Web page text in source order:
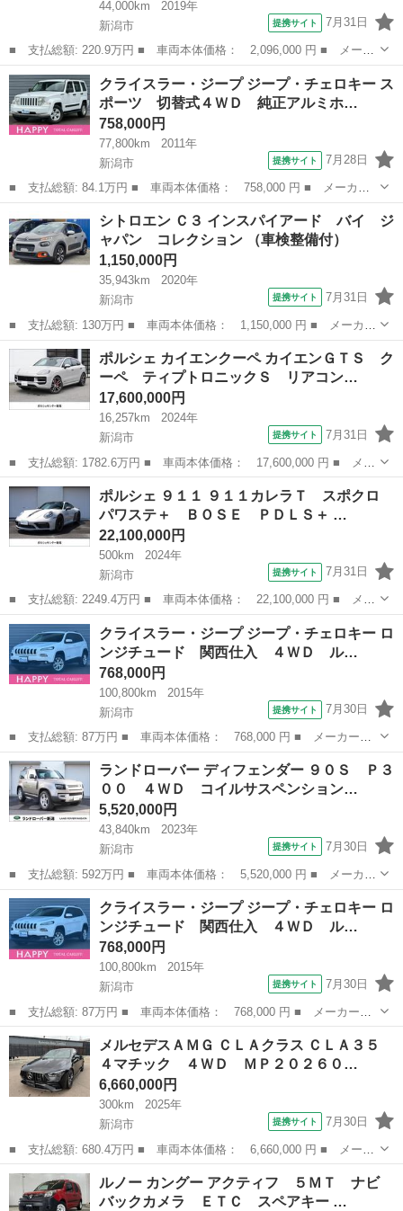
44,000km
2019年
新潟市
提携サイト 7月31日
■ 支払総額: 220.9万円 ■ 車両本体価格： 2,096,000 円 ■ メーカ
ー名： クライスラー・ジープ ■ 車種名： ジープ・チェロキー
■ グレード名： リミテッド ＡｐｐｌｅＣａｒＰｌａｙ Ａｎｄｒ
ｏｉｄＡ...
新潟 新潟市 その他
クライスラー・ジープ ジープ・チェロキー ス
ポーツ 切替式４ＷＤ 純正アルミホ…
758,000円
77,800km
2011年
新潟市
提携サイト 7月28日
■ 支払総額: 84.1万円 ■ 車両本体価格： 758,000 円 ■ メーカー
名： クライスラー・ジープ ■ 車種名： ジープ・チェロキー ■
グレード名： スポーツ 切替式４ＷＤ 純正アルミホイール サイ
ドステップ ...
その他
シトロエン Ｃ３ インスパイアード バイ ジ
ャパン コレクション （車検整備付）
1,150,000円
35,943km
2020年
新潟市
提携サイト 7月31日
■ 支払総額: 130万円 ■ 車両本体価格： 1,150,000 円 ■ メーカー
名： シトロエン ■ 車種名： Ｃ３ ■ グレード名： インスパイ
アード バイ ジャパン コレクション ■ 排気量： 1200cc ■
ド...
新潟 新潟市
ポルシェ カイエンクーペ カイエンＧＴＳ ク
ーペ ティプトロニックＳ リアコン…
17,600,000円
16,257km
2024年
新潟市
提携サイト 7月31日
■ 支払総額: 1782.6万円 ■ 車両本体価格： 17,600,000 円 ■ メー
カー名： ポルシェ ■ 車種名： カイエンクーペ ■ グレード
名： カイエンＧＴＳ クーペ ティプトロニックＳ リアコンフォ
ートベンチ...
新潟 新潟市
ポルシェ ９１１ ９１１カレラＴ スポクロ
パワステ＋ ＢＯＳＥ ＰＤＬＳ＋ …
22,100,000円
500km
2024年
新潟市
提携サイト 7月31日
■ 支払総額: 2249.4万円 ■ 車両本体価格： 22,100,000 円 ■ メー
カー名： ポルシェ ■ 車種名： ９１１ ■ グレード名： ９１１
カレラＴ スポクロ パワステ＋ ＢＯＳＥ ＰＤＬＳ＋ ■ 排気
量： ...
新潟 新潟市 その他
クライスラー・ジープ ジープ・チェロキー ロ
ンジチュード 関西仕入 ４ＷＤ ル…
768,000円
100,800km
2015年
新潟市
提携サイト 7月30日
■ 支払総額: 87万円 ■ 車両本体価格： 768,000 円 ■ メーカー
名： クライスラー・ジープ ■ 車種名： ジープ・チェロキー ■
グレード名： ロンジチュード 関西仕入 ４ＷＤ ルーフレール
パワーバックドア...
新潟 新潟市 その他
ランドローバー ディフェンダー ９０Ｓ Ｐ３
００ ４ＷＤ コイルサスペンション…
5,520,000円
43,840km
2023年
新潟市
提携サイト 7月30日
■ 支払総額: 592万円 ■ 車両本体価格： 5,520,000 円 ■ メーカー
名： ランドローバー ■ 車種名： ディフェンダー ■ グレード
名： ９０Ｓ Ｐ３００ ４ＷＤ コイルサスペンション １２ｗａ
ｙ電動Ｆｒシ...
新潟 新潟市 その他
クライスラー・ジープ ジープ・チェロキー ロ
ンジチュード 関西仕入 ４ＷＤ ル…
768,000円
100,800km
2015年
新潟市
提携サイト 7月30日
■ 支払総額: 87万円 ■ 車両本体価格： 768,000 円 ■ メーカー
名： クライスラー・ジープ ■ 車種名： ジープ・チェロキー ■
グレード名： ロンジチュード 関西仕入 ４ＷＤ ルーフレール
パワーバックドア...
新潟 新潟市
メルセデスＡＭＧ ＣＬＡクラス ＣＬＡ３５
４マチック ４ＷＤ ＭＰ２０２６０…
6,660,000円
300km
2025年
新潟市
提携サイト 7月30日
■ 支払総額: 680.4万円 ■ 車両本体価格： 6,660,000 円 ■ メーカ
ー名： メルセデスＡＭＧ ■ 車種名： ＣＬＡクラス ■ グレード
名： ＣＬＡ３５ ４マチック ４ＷＤ ＭＰ２０２６０１ ■ 排気
量： ...
新潟 新潟市
ルノー カングー アクティフ ５ＭＴ ナビ
バックカメラ ＥＴＣ スペアキー …